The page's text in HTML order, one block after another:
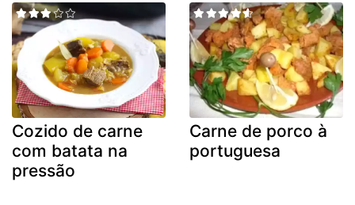
Cozido de carne
com batata na
pressão
Carne de porco à
portuguesa